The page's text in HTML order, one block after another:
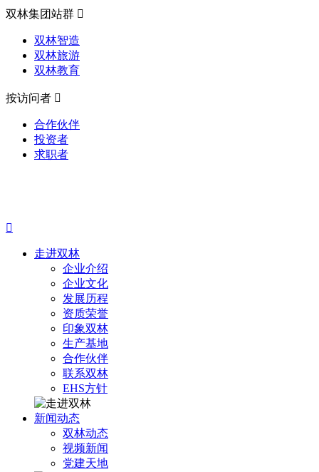
双林集团站群 
双林智造
双林旅游
双林教育
按访问者 
合作伙伴
投资者
求职者

走进双林
企业介绍
企业文化
发展历程
资质荣誉
印象双林
生产基地
合作伙伴
联系双林
EHS方针
新闻动态
双林动态
视频新闻
党建天地